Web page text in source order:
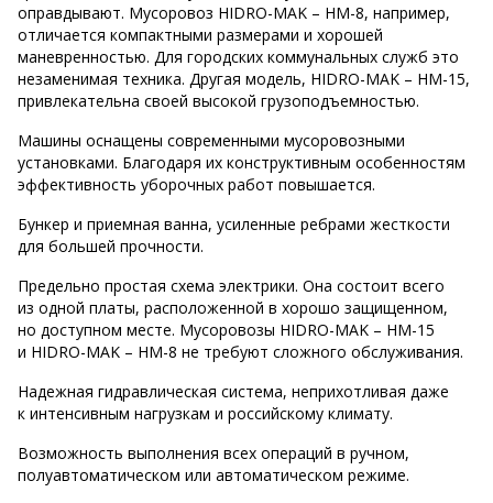
оправдывают. Мусоровоз HIDRO-MAK – HM-8, например,
отличается компактными размерами и хорошей
маневренностью. Для городских коммунальных служб это
незаменимая техника. Другая модель, HIDRO-MAK – HM-15,
привлекательна своей высокой грузоподъемностью.
Машины оснащены современными мусоровозными
установками. Благодаря их конструктивным особенностям
эффективность уборочных работ повышается.
Бункер и приемная ванна, усиленные ребрами жесткости
для большей прочности.
Предельно простая схема электрики. Она состоит всего
из одной платы, расположенной в хорошо защищенном,
но доступном месте. Мусоровозы HIDRO-MAK – HM-15
и HIDRO-MAK – HM-8 не требуют сложного обслуживания.
Надежная гидравлическая система, неприхотливая даже
к интенсивным нагрузкам и российскому климату.
Возможность выполнения всех операций в ручном,
полуавтоматическом или автоматическом режиме.